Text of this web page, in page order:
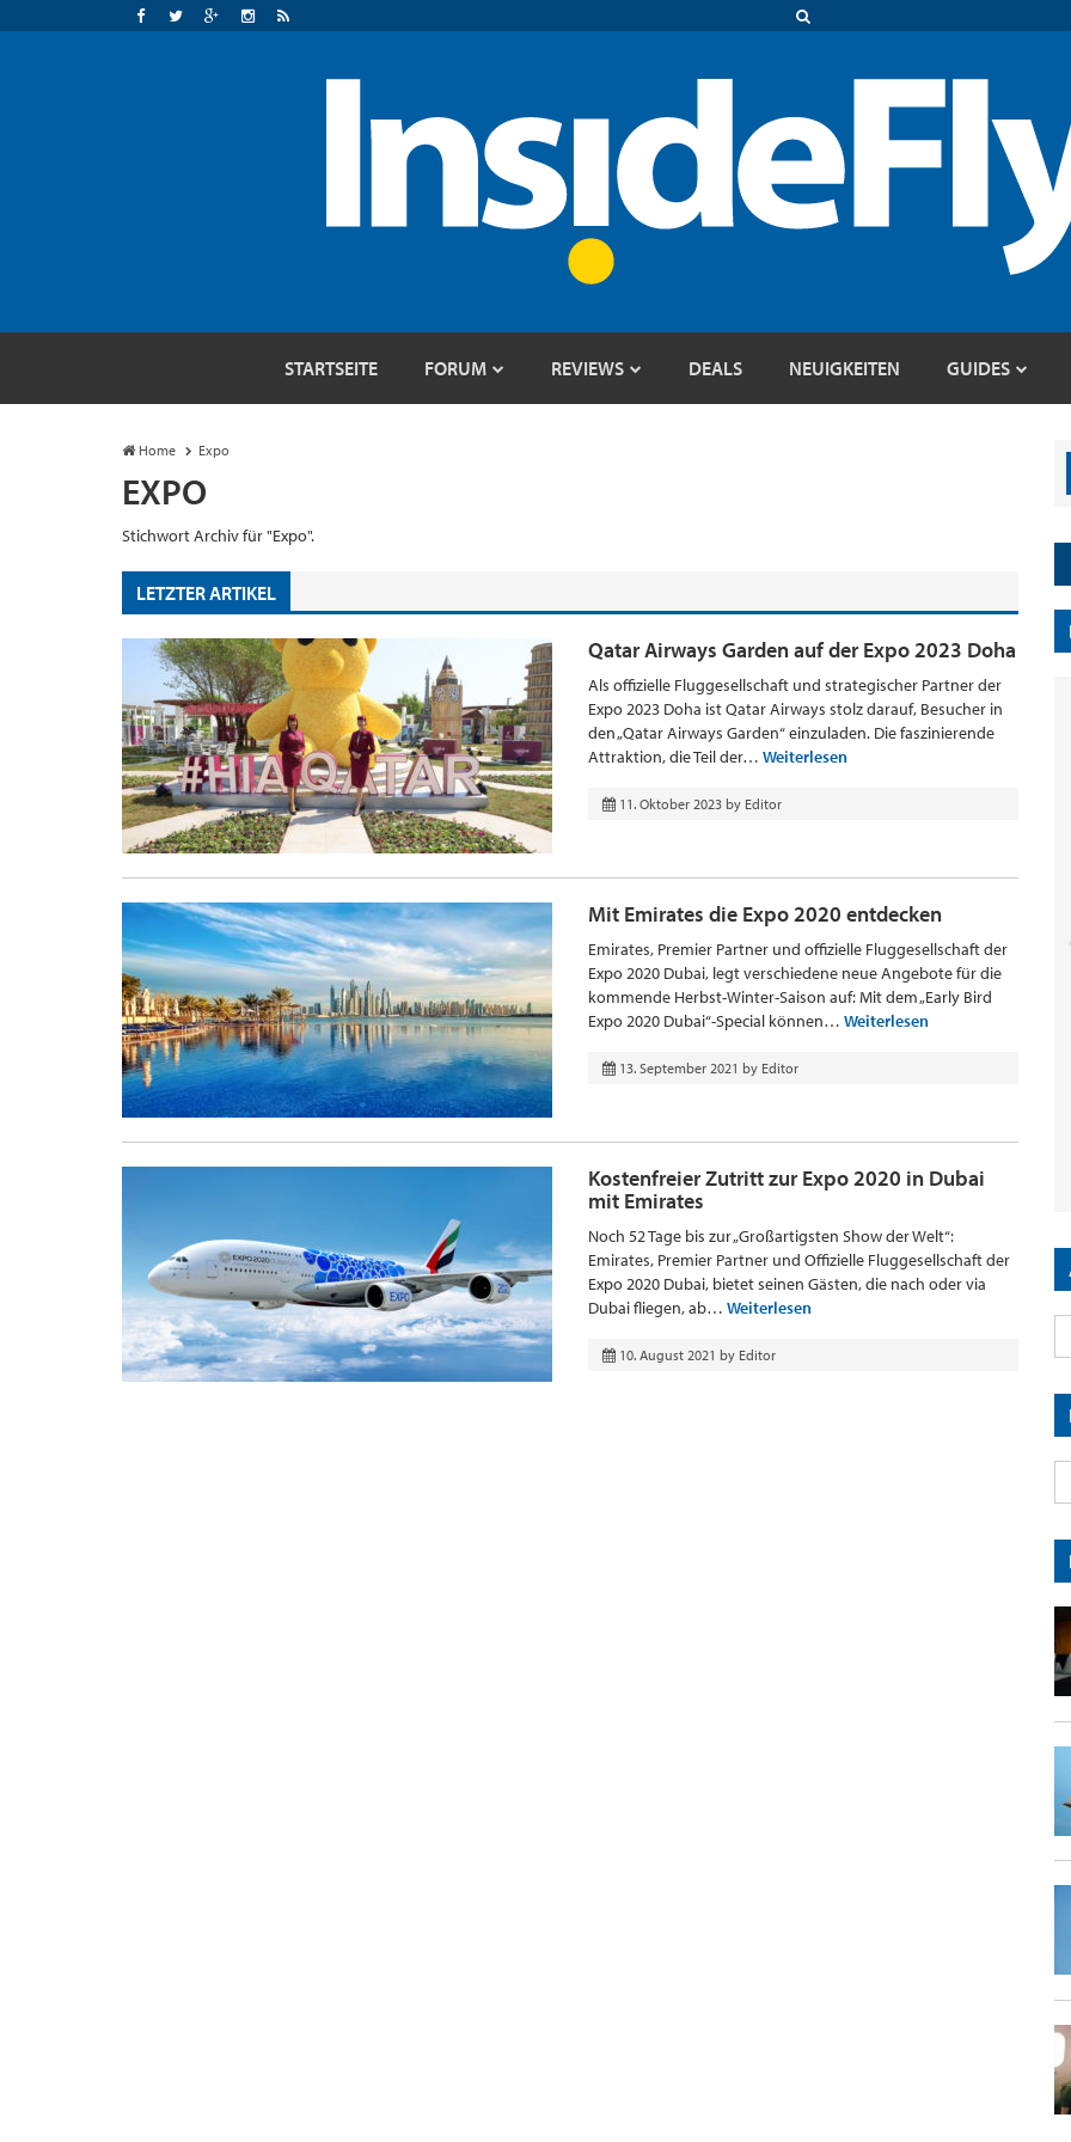
STARTSEITE FORUM REVIEWS DEALS NEUIGKEITEN GUIDES
Home Expo
EXPO
Stichwort Archiv für "Expo".
LETZTER ARTIKEL
Qatar Airways Garden auf der Expo 2023 Doha
Als offizielle Fluggesellschaft und strategischer Partner der
Expo 2023 Doha ist Qatar Airways stolz darauf, Besucher in
den „Qatar Airways Garden“ einzuladen. Die faszinierende
Attraktion, die Teil der… Weiterlesen
11. Oktober 2023 by Editor
Mit Emirates die Expo 2020 entdecken
Emirates, Premier Partner und offizielle Fluggesellschaft der
Expo 2020 Dubai, legt verschiedene neue Angebote für die
kommende Herbst-Winter-Saison auf: Mit dem „Early Bird
Expo 2020 Dubai“-Special können… Weiterlesen
13. September 2021 by Editor
Kostenfreier Zutritt zur Expo 2020 in Dubai
mit Emirates
Noch 52 Tage bis zur „Großartigsten Show der Welt“:
Emirates, Premier Partner und Offizielle Fluggesellschaft der
Expo 2020 Dubai, bietet seinen Gästen, die nach oder via
Dubai fliegen, ab… Weiterlesen
10. August 2021 by Editor